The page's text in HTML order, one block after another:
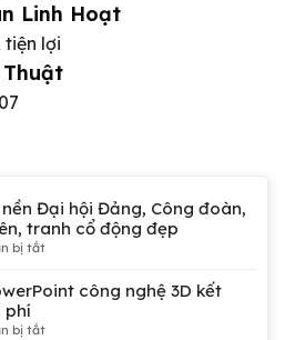
Linh Hoạt
tiện lợi
Đại hội Đảng, Công đoàn,
tranh cổ động đẹp
bị tắtở
Mẫu
công nghệ 3D kết
phí
bị tắtở